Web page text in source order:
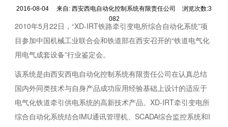
2016-08-04 来自:西安西电自动化控制系统有限责任公司
浏览次数:3
082
2010年5月22日，“XD-IRT铁路牵引变电所综合自动化系统”项
目参加中国机械工业联合会和铁道部在西安召开的“铁道电气化
用电气成套设备”行业鉴定会。
该系统是由西安西电自动化控制系统有限责任公司在认真总结
国内外同类技术与自身产品成功应用经验基础上设计的适应于
电气化铁道牵引供电系统的高新技术产品。XD-IRT牵引变电所
综合自动化系统结合IMU通讯管理机、SCADA综合监控系统和I